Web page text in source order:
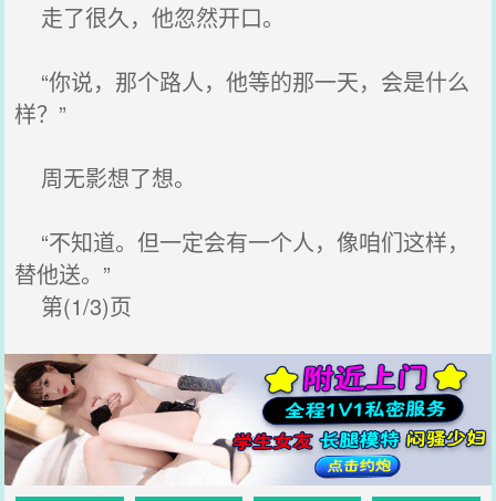
走了很久，他忽然开口。
“你说，那个路人，他等的那一天，会是什么
样？”
周无影想了想。
“不知道。但一定会有一个人，像咱们这样，
替他送。”
第(1/3)页